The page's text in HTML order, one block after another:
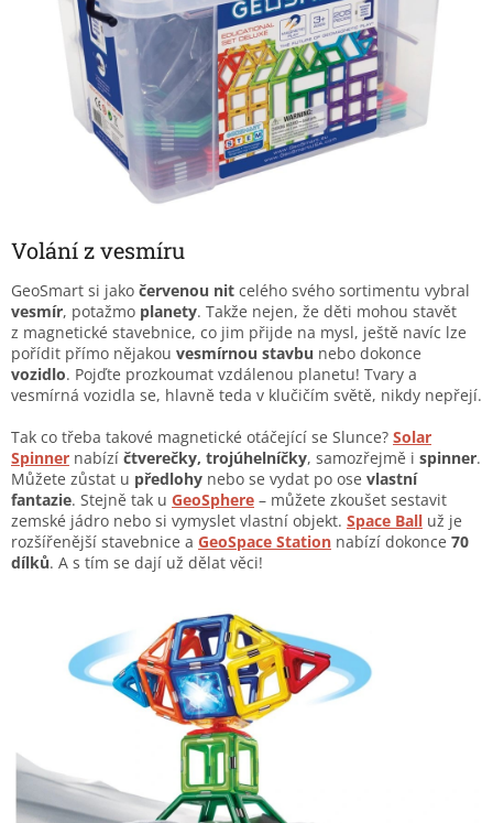
Volání z vesmíru
GeoSmart si jako červenou nit celého svého sortimentu vybral
vesmír, potažmo planety. Takže nejen, že děti mohou stavět
z magnetické stavebnice, co jim přijde na mysl, ještě navíc lze
pořídit přímo nějakou vesmírnou stavbu nebo dokonce
vozidlo. Pojďte prozkoumat vzdálenou planetu! Tvary a
vesmírná vozidla se, hlavně teda v klučičím světě, nikdy nepřejí.
Tak co třeba takové magnetické otáčející se Slunce? Solar
Spinner nabízí čtverečky, trojúhelníčky, samozřejmě i spinner.
Můžete zůstat u předlohy nebo se vydat po ose vlastní
fantazie. Stejně tak u GeoSphere – můžete zkoušet sestavit
zemské jádro nebo si vymyslet vlastní objekt. Space Ball už je
rozšířenější stavebnice a GeoSpace Station nabízí dokonce 70
dílků. A s tím se dají už dělat věci!